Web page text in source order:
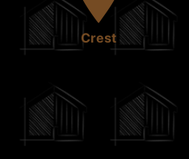
Crest